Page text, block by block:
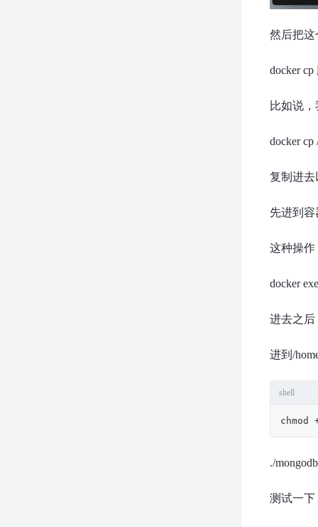
然后把这
docker
比如说，
docker cp
复制进去
先进到容
这种操作
docker
进去之后
进到/
shell
chmod
./
测试一下